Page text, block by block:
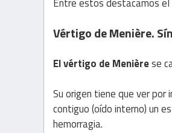
Vértigo de Menière.
El vértigo de Menièrese
Su origen tiene que ver
contiguo (oído interno) un
hemorragia.